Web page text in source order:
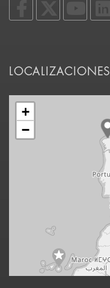
LOCALIZACIONES
+
−